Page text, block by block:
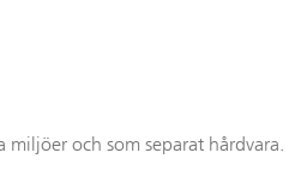
och som separat hårdvara.